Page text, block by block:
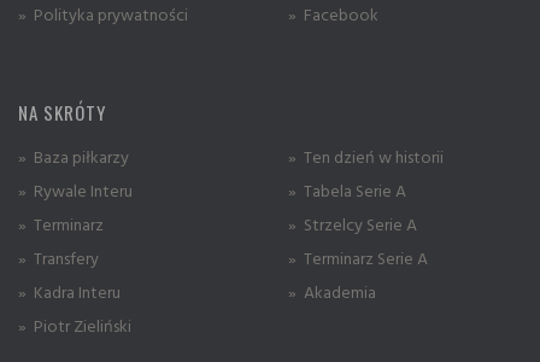
» Polityka prywatności
» Facebook
NA SKRÓTY
» Baza piłkarzy
» Rywale Interu
» Terminarz
» Transfery
» Kadra Interu
» Piotr Zieliński
» Ten dzień w historii
» Tabela Serie A
» Strzelcy Serie A
» Terminarz Serie A
» Akademia